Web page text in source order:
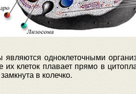
являются одноклеточными
их клеток плавает прямо в
в колечко.